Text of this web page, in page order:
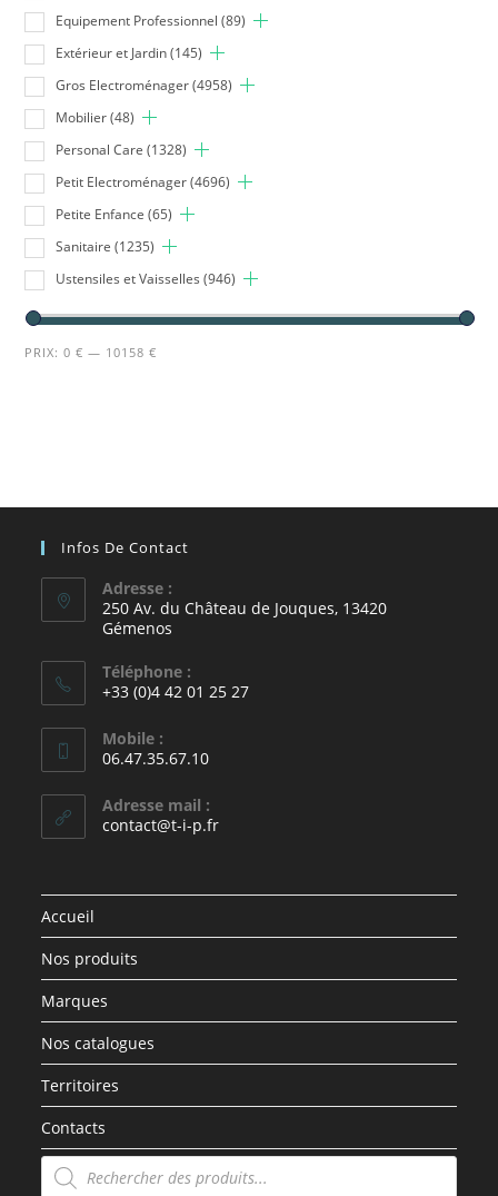
Equipement Professionnel (89)
Extérieur et Jardin (145)
Gros Electroménager (4958)
Mobilier (48)
Personal Care (1328)
Petit Electroménager (4696)
Petite Enfance (65)
Sanitaire (1235)
Ustensiles et Vaisselles (946)
PRIX:0 € — 10158 €
Infos De Contact
Adresse :
250 Av. du Château de Jouques, 13420
Gémenos
Téléphone :
+33 (0)4 42 01 25 27
Mobile :
06.47.35.67.10
Adresse mail :
contact@t-i-p.fr
Accueil
Nos produits
Marques
Nos catalogues
Territoires
Contacts
Recherche
de